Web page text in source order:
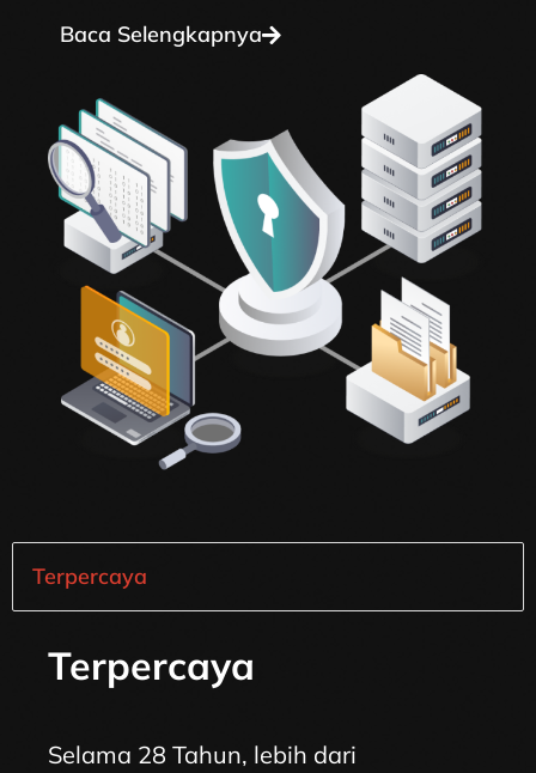
Baca Selengkapnya
Terpercaya
Terpercaya
Selama 28 Tahun, lebih dari